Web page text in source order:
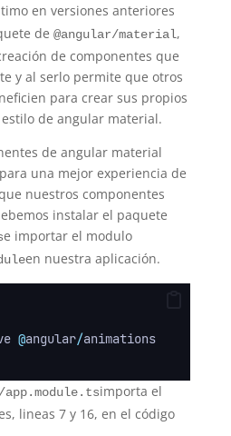
en versiones anteriores
de @angular/material,
de componentes que
y al serlo permite que otros
para crear sus propios
de angular material.
de angular material
una mejor experiencia de
nuestros componentes
instalar el paquete
e importar el modulo
en nuestra aplicación.
@angular/animations
importa el
lineas 7 y 16, en el código